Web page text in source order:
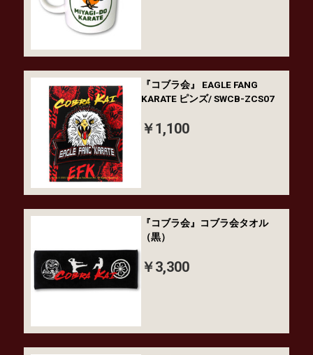
『コブラ会』 EAGLE FANG
KARATE ピンズ/ SWCB-ZCS07
￥1,100
『コブラ会』コブラ会タオル
（黒）
￥3,300